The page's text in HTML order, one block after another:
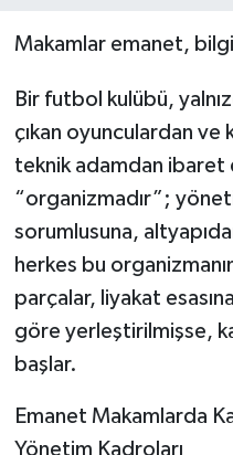
Makamlar emanet, bilgi
Bir futbol kulübü,
çıkan oyunculardan
teknik adamdan
“organizmadır”;
sorumlusuna,
herkes bu
parçalar, liyakat
göre yerleştirilmişse,
başlar.
Emanet Makamlarda
Yönetim Kadroları
Sağlık
Spor
Yerel